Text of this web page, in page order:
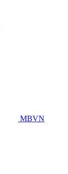
MBVN